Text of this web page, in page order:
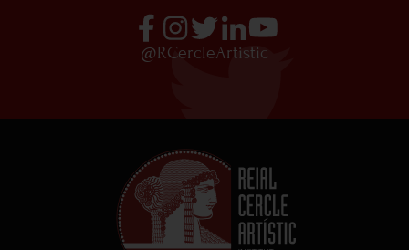
@RCercleArtistic